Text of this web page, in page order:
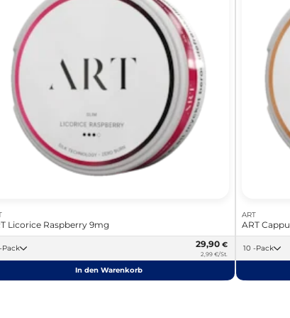
Licorice Raspberry 9mg
10 -Pack 29,90 €
2,99 €/St.
In den Warenkorb
ART
ART
10 -Pack